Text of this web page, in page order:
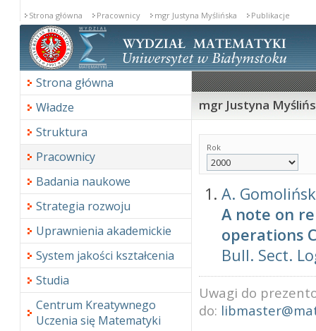
Strona główna Pracownicy mgr Justyna Myślińska Publikacje
Strona główna
Władze
Struktura
Pracownicy
Badania naukowe
Strategia rozwoju
Uprawnienia akademickie
System jakości kształcenia
Studia
Centrum Kreatywnego
Uczenia się Matematyki
mgr Justyna
Rok
A.
A note on
operations
Bull. Sect.
Uwagi do
do: